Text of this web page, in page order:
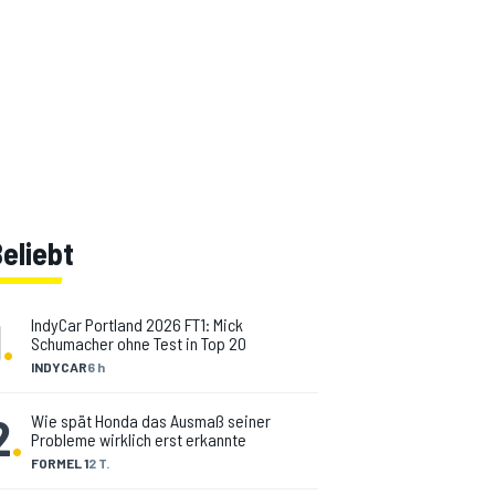
. INDYCAR6 h
IndyCar Portland 2026 FT1: Mick
Schumacher ohne Test in Top 20
. FORMEL 12 T.
Wie spät Honda das Ausmaß seiner
Probleme wirklich erst erkannte